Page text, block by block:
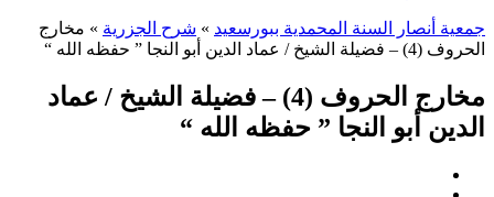
جمعية أنصار السنة المحمدية ببورسعيد » شرح الجزرية » مخارج
الحروف (4) – فضيلة الشيخ / عماد الدين أبو النجا ” حفظه الله “
مخارج الحروف (4) – فضيلة الشيخ / عماد
الدين أبو النجا ” حفظه الله “